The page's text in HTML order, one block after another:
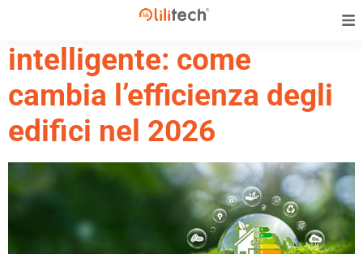
Controllo carichi
intelligente: come
cambia l’efficienza degli
edifici nel 2026